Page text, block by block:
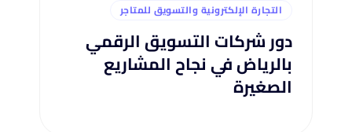
التجارة الإلكترونية والتسويق للمتاجر
دور شركات التسويق الرقمي
بالرياض في نجاح المشاريع
الصغيرة